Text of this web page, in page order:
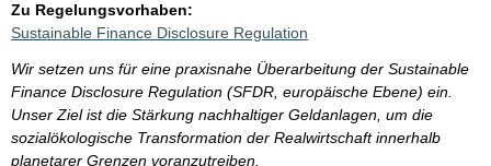
Zu Regelungsvorhaben:
Sustainable Finance Disclosure Regulation
Wir setzen uns für eine praxisnahe Überarbeitung der Sustainable
Finance Disclosure Regulation (SFDR, europäische Ebene) ein.
Unser Ziel ist die Stärkung nachhaltiger Geldanlagen, um die
sozialökologische Transformation der Realwirtschaft innerhalb
planetarer Grenzen voranzutreiben.